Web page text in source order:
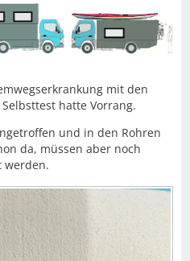
mit den
hatte Vorrang.
und in den Rohren
da, müssen aber noch
werden.